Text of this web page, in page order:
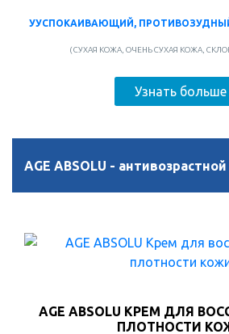
УУСПОКАИВАЮЩИЙ,
( СУХАЯ КОЖА, ОЧЕНЬ СУХАЯ КОЖА,
Узнать больше
AGE ABSOLU -
AGE ABSOLU КРЕМ ДЛЯ
ПЛОТНОСТИ